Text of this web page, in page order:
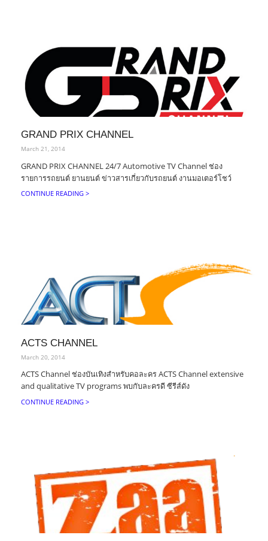
GRAND PRIX CHANNEL
March 21, 2014
GRAND PRIX CHANNEL 24/7 Automotive TV Channel ช่อง
รายการรถยนต์ ยานยนต์ ข่าวสารเกี่ยวกับรถยนต์ งานมอเตอร์โชว์
CONTINUE READING >
ACTS CHANNEL
March 20, 2014
ACTS Channel ช่องบันเทิงสำหรับคอละคร ACTS Channel extensive
and qualitative TV programs พบกับละครดี ซีรีส์ดัง
CONTINUE READING >